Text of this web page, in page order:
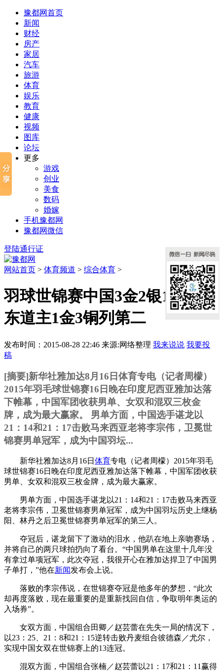
豫都网首页
新闻
财经
房产
家居
汽车
旅游
体育
娱乐
教育
健康
视频
图库
论坛
更多
游戏
创业
美食
数码
婚嫁
手机豫都网
豫都网微信
登陆通行证
网站首页 > 体育频道 > 综合体育 >
羽球世锦赛中国3金2银1铜收官
东道主1金3铜列第二
发布时间：2015-08-28 22:46 来源:网络整理 我来说说 我要投
稿
[摘要]新华社雅加达8月16日体育专电（记者周檬）
2015年羽毛球世锦赛16日晚在印度尼西亚雅加达落
下帷幕，中国军团收获男单、女双和混双三枚金
牌，成为最大赢家。 男单方面，中国选手谌龙以
21：14和21：17击败马来西亚老将李宗伟，卫冕世
锦赛男单冠军，成为中国羽坛...
新华社雅加达8月16日 体育专电（记者周檬）2015年羽毛
球世锦赛16日晚在印度尼西亚雅加达落下帷幕，中国军团收获
男单、女双和混双三枚金牌，成为最大赢家。
男单方面，中国选手谌龙以21：14和21：17击败马来西亚
老将李宗伟，卫冕世锦赛男单冠军，成为中国羽坛历史上继杨
阳、林丹之后卫冕世锦赛男单冠军的第三人。
夺冠后，谌龙留下了激动的泪水，他趴在地上亲吻赛场，
并将自己的两只球拍扔向了看台。“中国男单在这里十几年没
有拿过单项冠军，此次夺冠，我很开心在雅加达捍卫了中国男
子单打，”他在新闻发布会上说。
落败的李宗伟说，在世锦赛夺冠是他多年的梦想，“此次
却再度落败，现在最重要的是重新找回自信，争取明年奥运的
入场券”。
女双方面，中国组合田卿／赵芸蕾在先失一局的情况下，
以23：25、21：8和21：15逆转击败丹麦组合彼德森／尤尔，
实现中国女双在世锦赛上的13连冠。
混双方面，中国组合张楠／赵芸蕾以21：17和21：11赢得